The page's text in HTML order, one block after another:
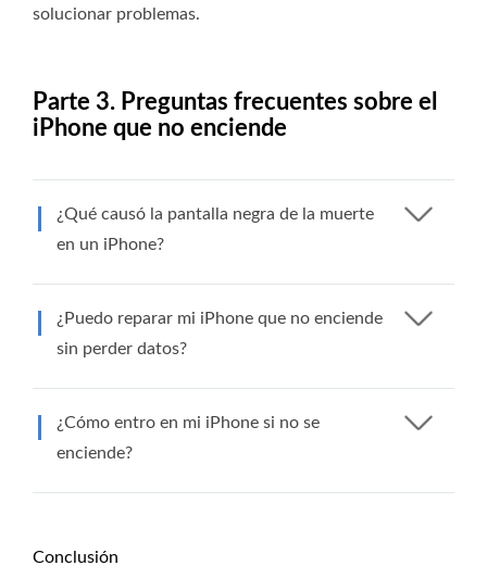
solucionar problemas.
Parte 3. Preguntas frecuentes sobre el
iPhone que no enciende
¿Qué causó la pantalla negra de la muerte
en un iPhone?
¿Puedo reparar mi iPhone que no enciende
sin perder datos?
¿Cómo entro en mi iPhone si no se
enciende?
Conclusión